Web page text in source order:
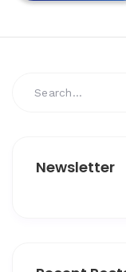
Newsletter